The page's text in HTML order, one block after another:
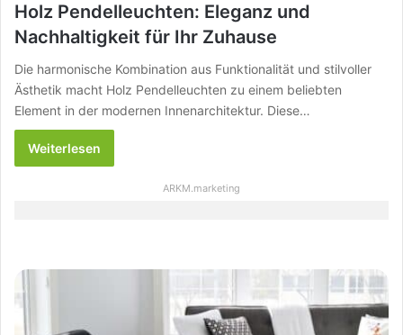
Holz Pendelleuchten: Eleganz und
Nachhaltigkeit für Ihr Zuhause
Die harmonische Kombination aus Funktionalität und stilvoller
Ästhetik macht Holz Pendelleuchten zu einem beliebten
Element in der modernen Innenarchitektur. Diese…
Weiterlesen
ARKM.marketing